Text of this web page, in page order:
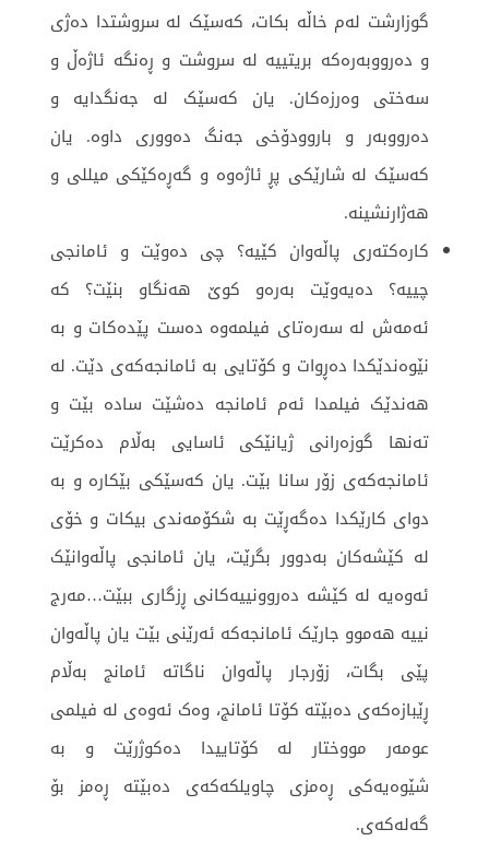
گوزارشت لەم خاڵە بکات، کەسێک لە سروشتدا دەژی
و دەرووبەرەکە بریتییە لە سروشت و ڕەنگە ئاژەڵ و
سەختی وەرزەکان. یان کەسێک لە جەنگدایە و
دەرووبەر و باروودۆخی جەنگ دەووری داوە. یان
کەسێک لە شارێکی پڕ ئاژەوە و گەڕەکێکی میللی و
هەژارنشینە.
كاره‌كته‌ری پاڵه‌وان كێیه‌؟ چی ده‌وێت و ئامانجی
چییه‌؟ ده‌یه‌وێت به‌ره‌و كوێ هه‌نگاو بنێت؟ کە
ئەمەش لە سەرەتای فیلمەوە دەست پێدەکات و بە
نێوەندێکدا دەڕوات و کۆتایی بە ئامانجەکەی دێت. لە
هەندێک فیلمدا ئەم ئامانجە دەشێت سادە بێت و
تەنها گوزەرانی ژیانێکی ئاسایی بەڵام دەکرێت
ئامانجەکەی زۆر سانا بێت. یان کەسێکی بێکارە و بە
دوای کارێکدا دەگەڕێت بە شکۆمەندی بیکات و خۆی
لە کێشەکان بەدوور بگرێت، یان ئامانجی پاڵەوانێک
ئەوەیە لە کێشە دەروونییەکانی ڕزگاری ببێت…مەرج
نییە هەموو جارێک ئامانجەکە ئەرێنی بێت یان پاڵەوان
پێی بگات، زۆرجار پاڵەوان ناگاتە ئامانج بەڵام
ڕێبازەکەی دەبێتە کۆتا ئامانج، وەک ئەوەی لە فیلمی
عومەر مووختار لە کۆتاییدا دەکوژرێت و بە
شێوەیەکی ڕەمزی چاویلکەکەی دەبێتە ڕەمز بۆ
گەلەکەی.